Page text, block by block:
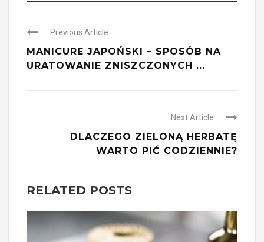
Previous Article
MANICURE JAPOŃSKI – SPOSÓB NA
URATOWANIE ZNISZCZONYCH ...
Next Article
DLACZEGO ZIELONĄ HERBATĘ
WARTO PIĆ CODZIENNIE?
RELATED POSTS